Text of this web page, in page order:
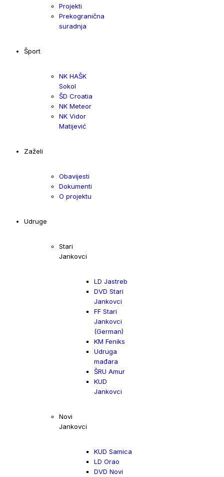
Projekti
Prekogranična
suradnja
Šport
NK HAŠK
Sokol
ŠD Croatia
NK Meteor
NK Vidor
Matijević
Zaželi
Obavijesti
Dokumenti
O projektu
Udruge
Stari
Jankovci
LD Jastreb
DVD Stari
Jankovci
FF Stari
Jankovci
(German)
KM Feniks
Udruga
mađara
ŠRU Amur
KUD
Jankovci
Novi
Jankovci
KUD Samica
LD Orao
DVD Novi